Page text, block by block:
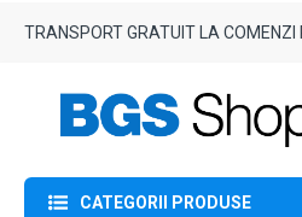
TRANSPORT GRATUIT LA COMENZI
CATEGORII PRODUSE